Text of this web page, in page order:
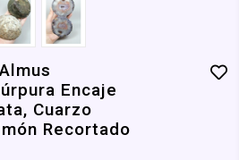
Encaje
Cuarzo
Recortado